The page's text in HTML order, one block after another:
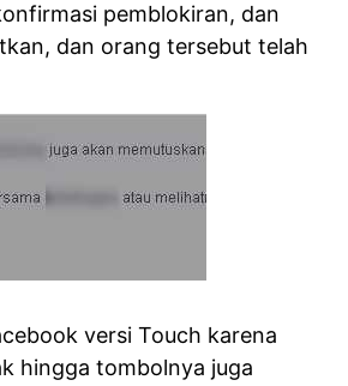
pemblokiran, dan
dan orang tersebut telah
versi Touch karena
hingga tombolnya juga